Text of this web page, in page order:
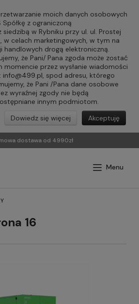
moich danych osobowych
Spółkę z ograniczoną
w Rybniku przy ul. ul. Prostej
w celach marketingowych, w tym na
handlowych drogą elektroniczną.
że Pani/ Pana zgoda może zostać
przez wysłanie wiadomości
info@499.pl, spod adresu, którego
że Pani /Pana dane osobowe
wyraźnej zgody nie będą
innym podmiotom.
Akceptuję
Dowiedz się więcej
dostawa od 4990zł
16